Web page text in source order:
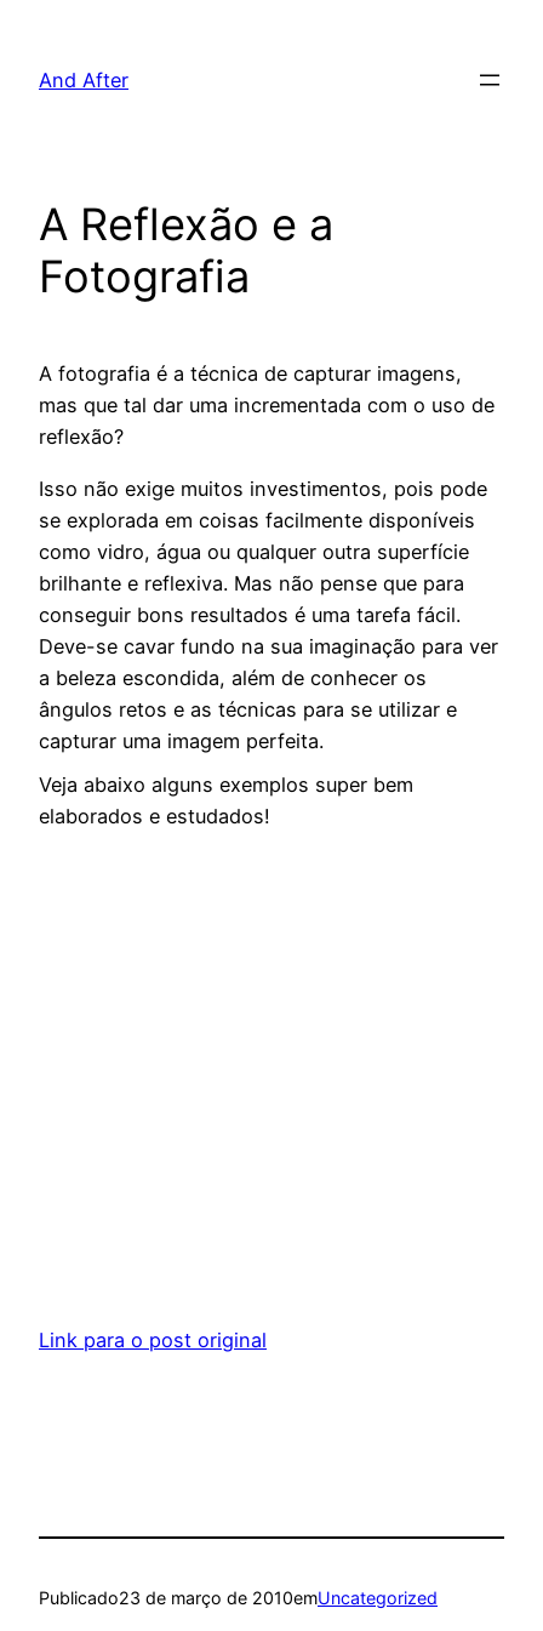
And After
A Reflexão e a
Fotografia
A fotografia é a técnica de capturar imagens,
mas que tal dar uma incrementada com o uso de
reflexão?
Isso não exige muitos investimentos, pois pode
se explorada em coisas facilmente disponíveis
como vidro, água ou qualquer outra superfície
brilhante e reflexiva. Mas não pense que para
conseguir bons resultados é uma tarefa fácil.
Deve-se cavar fundo na sua imaginação para ver
a beleza escondida, além de conhecer os
ângulos retos e as técnicas para se utilizar e
capturar uma imagem perfeita.
Veja abaixo alguns exemplos super bem
elaborados e estudados!
Link para o post original
Publicado23 de março de 2010emUncategorized